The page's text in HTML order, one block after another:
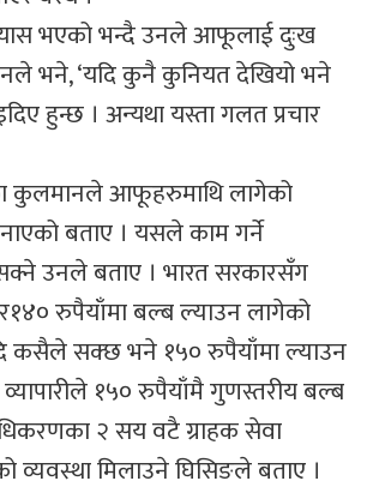
भएको भन्दै उनले आफूलाई दुःख
भने, ‘यदि कुनै कुनियत देखियो भने
हुन्छ । अन्यथा यस्ता गलत प्रचार
कुलमानले आफूहरुमाथि लागेको
बताए । यसले काम गर्ने
उनले बताए । भारत सरकारसँग
रुपैयाँमा बल्ब ल्याउन लागेको
कसैले सक्छ भने १५० रुपैयाँमा ल्याउन
१५० रुपैयाँमै गुणस्तरीय बल्ब
२ सय वटै ग्राहक सेवा
व्यवस्था मिलाउने घिसिङले बताए ।